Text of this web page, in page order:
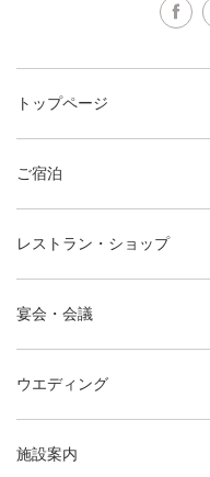
トップページ
ご宿泊
レストラン・ショップ
宴会・会議
ウエディング
施設案内